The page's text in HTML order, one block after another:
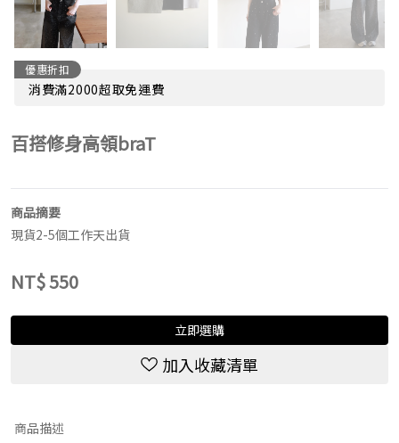
優惠折扣
消費滿2000超取免運費
百搭修身高領braT
商品摘要
現貨2-5個工作天出貨
NT$550
立即選購
加入收藏清單
商品描述